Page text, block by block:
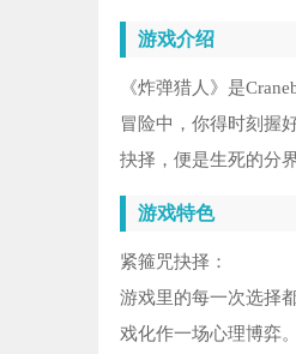
游戏介绍
《炸弹猎人》是
冒险中，你得时刻握
抉择，便是生死的分界
游戏特色
紧箍咒抉择：
游戏里的每一次选择
戏化作一场心理博弈。